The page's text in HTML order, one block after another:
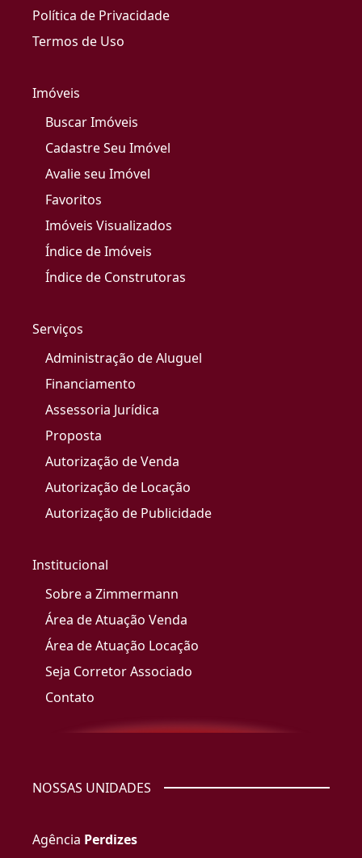
Política de Privacidade
Termos de Uso
Imóveis
Buscar Imóveis
Cadastre Seu Imóvel
Avalie seu Imóvel
Favoritos
Imóveis Visualizados
Índice de Imóveis
Índice de Construtoras
Serviços
Administração de Aluguel
Financiamento
Assessoria Jurídica
Proposta
Autorização de Venda
Autorização de Locação
Autorização de Publicidade
Institucional
Sobre a Zimmermann
Área de Atuação Venda
Área de Atuação Locação
Seja Corretor Associado
Contato
NOSSAS UNIDADES
Agência Perdizes